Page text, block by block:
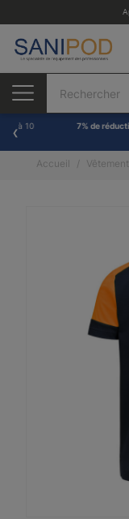
7% de réductionavec
Accueil